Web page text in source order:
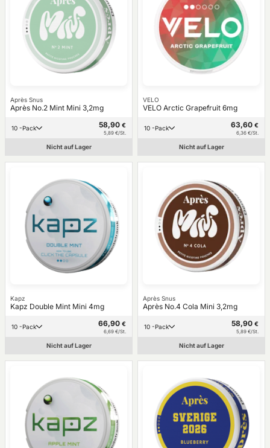
Après Snus
Après No.2 Mint Mini 3,2mg
10 -Pack 58,90 €
5,89 €/St.
Nicht auf Lager
VELO
VELO Arctic Grapefruit 6mg
10 -Pack 63,60 €
6,36 €/St.
Nicht auf Lager
Kapz
Kapz Double Mint Mini 4mg
10 -Pack 66,90 €
6,69 €/St.
Nicht auf Lager
Après Snus
Après No.4 Cola Mini 3,2mg
10 -Pack 58,90 €
5,89 €/St.
Nicht auf Lager